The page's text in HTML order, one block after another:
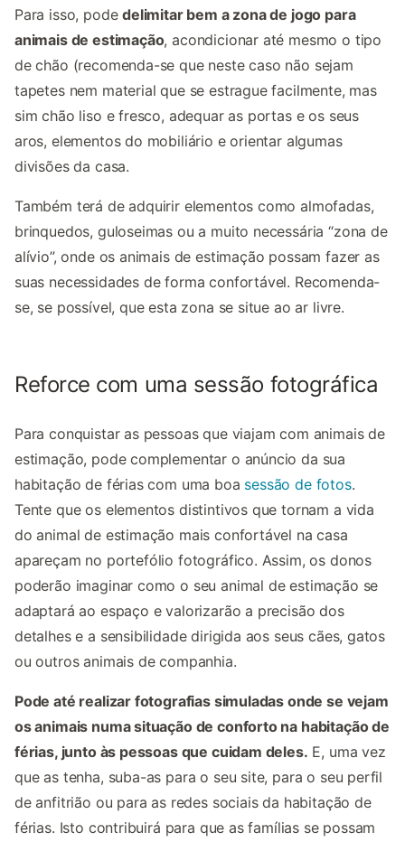
Para isso, podedelimitar bem a zona de jogo para
animais de estimação, acondicionar até mesmo o tipo
de chão (recomenda-se que neste caso não sejam
tapetes nem material que se estrague facilmente, mas
sim chão liso e fresco, adequar as portas e os seus
aros, elementos do mobiliário e orientar algumas
divisões da casa.
Também terá de adquirir elementos como almofadas,
brinquedos, guloseimas ou a muito necessária “zona de
alívio”, onde os animais de estimação possam fazer as
suas necessidades de forma confortável. Recomenda-
se, se possível, que esta zona se situe ao ar livre.
Reforce com uma sessão fotográfica
Para conquistar as pessoas que viajam com animais de
estimação, pode complementar o anúncio da sua
habitação de férias com uma boa sessão de fotos.
Tente que os elementos distintivos que tornam a vida
do animal de estimação mais confortável na casa
apareçam no portefólio fotográfico. Assim, os donos
poderão imaginar como o seu animal de estimação se
adaptará ao espaço e valorizarão a precisão dos
detalhes e a sensibilidade dirigida aos seus cães, gatos
ou outros animais de companhia.
Pode até realizar fotografias simuladas onde se vejam
os animais numa situação de conforto na habitação de
férias, junto às pessoas que cuidam deles. E, uma vez
que as tenha, suba-as para o seu site, para o seu perfil
de anfitrião ou para as redes sociais da habitação de
férias. Isto contribuirá para que as famílias se possam